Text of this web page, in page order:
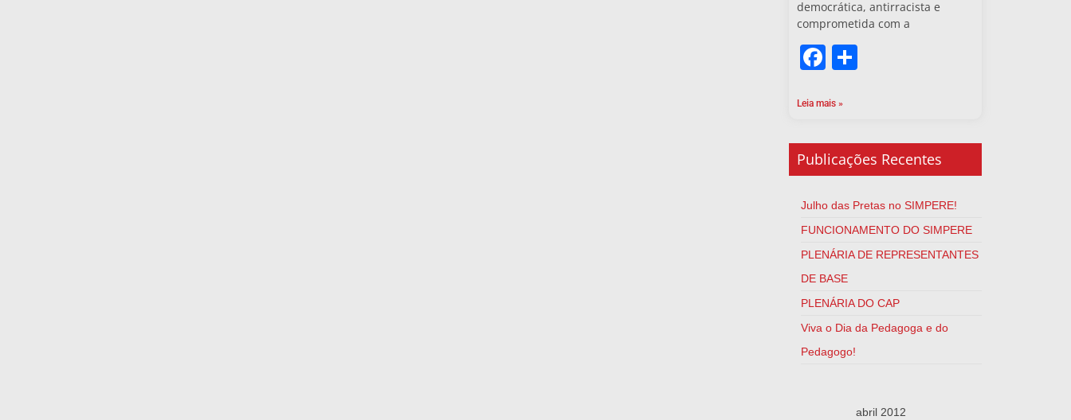
democrática, antirracista e
comprometida com a
Facebook
Leia mais »
Publicações Recentes
Julho das Pretas no SIMPERE!
FUNCIONAMENTO DO SIMPERE
PLENÁRIA DE REPRESENTANTES
DE BASE
PLENÁRIA DO CAP
Viva o Dia da Pedagoga e do
Pedagogo!
abril 2012